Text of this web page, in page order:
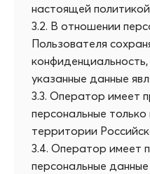
настоящей
3.2. В отношении
Пользователя
указанные данные
3.3. Оператор имеет
персональные
территории
3.4. Оператор имеет
персональные